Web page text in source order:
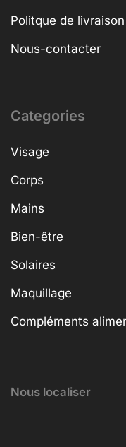
Politque de
Nous-contacter
Categories
Visage
Corps
Mains
Bien-être
Solaires
Maquillage
Compléments
Nous localiser